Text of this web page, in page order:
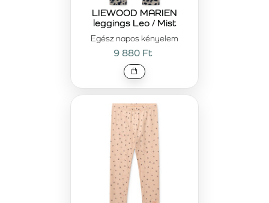
Egész napos kényelem
LIEWOOD MARIEN
leggings Leo / Mist
9 880 Ft